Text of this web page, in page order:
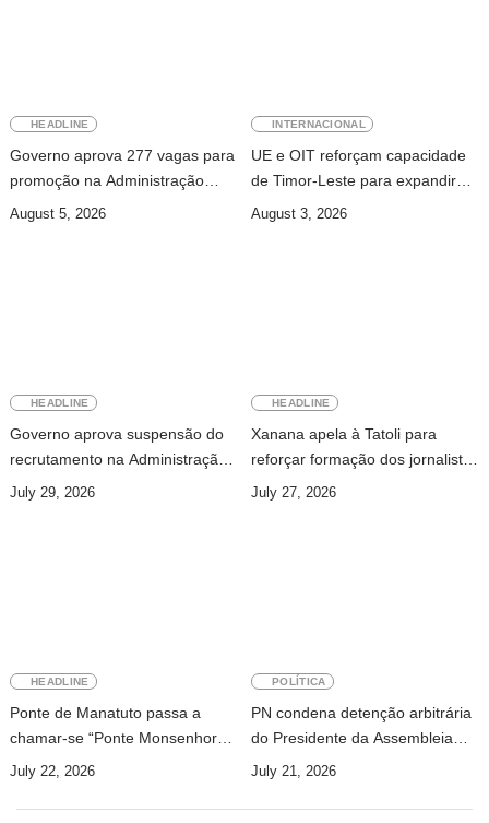
HEADLINE
Governo aprova 277 vagas para
promoção na Administração
Pública
August 5, 2026
INTERNACIONAL
UE e OIT reforçam capacidade
de Timor-Leste para expandir
cobertura da segurança social
August 3, 2026
HEADLINE
Governo aprova suspensão do
recrutamento na Administração
Pública
July 29, 2026
HEADLINE
Xanana apela à Tatoli para
reforçar formação dos jornalistas
e investir na investigação
July 27, 2026
HEADLINE
Ponte de Manatuto passa a
chamar-se “Ponte Monsenhor
Martinho da Costa Lopes”
July 22, 2026
POLÍTICA
PN condena detenção arbitrária
do Presidente da Assembleia
Nacional Popular guineense
July 21, 2026